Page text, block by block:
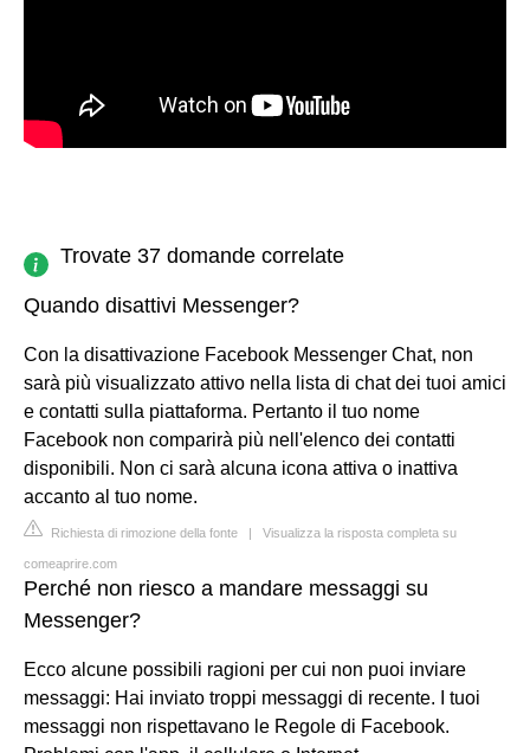
Trovate 37 domande correlate
Quando disattivi Messenger?
Con la disattivazione Facebook Messenger Chat, non
sarà più visualizzato attivo nella lista di chat dei tuoi amici
e contatti sulla piattaforma. Pertanto il tuo nome
Facebook non comparirà più nell'elenco dei contatti
disponibili. Non ci sarà alcuna icona attiva o inattiva
accanto al tuo nome.
Richiesta di rimozione della fonte | Visualizza la risposta completa su
comeaprire.com
Perché non riesco a mandare messaggi su
Messenger?
Ecco alcune possibili ragioni per cui non puoi inviare
messaggi: Hai inviato troppi messaggi di recente. I tuoi
messaggi non rispettavano le Regole di Facebook.